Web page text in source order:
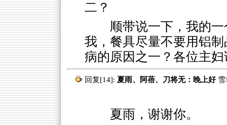
二？
顺带说一下，我的
我，餐具尽量不要用铝
病的原因之一？各位主
回复[14]: 夏雨、阿蓓、刀将无：晚上好
夏雨，谢谢你。